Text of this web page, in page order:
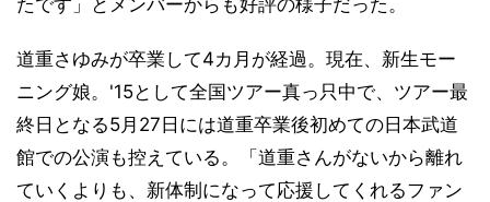
たです」とメンバーからも好評の様子だった。
道重さゆみが卒業して4カ月が経過。現在、新生モー
ニング娘。'15として全国ツアー真っ只中で、ツアー最
終日となる5月27日には道重卒業後初めての日本武道
館での公演も控えている。「道重さんがないから離れ
ていくよりも、新体制になって応援してくれるファン